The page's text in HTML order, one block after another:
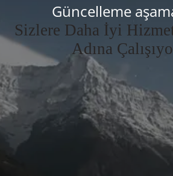
Güncelleme
Sizlere Daha İyi
Adına